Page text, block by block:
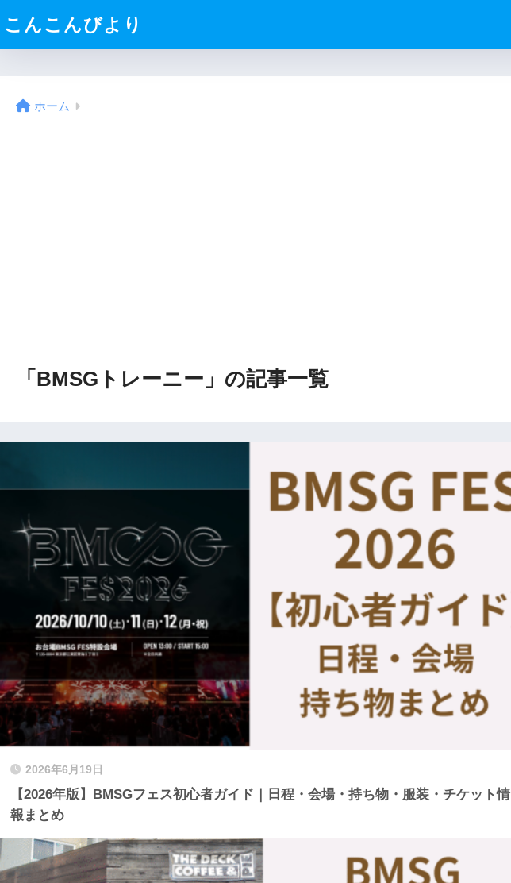
こんこんびより
ホーム
「BMSGトレーニー」の記事一覧
2026年6月19日
【2026年版】BMSGフェス初心者ガイド｜日程・会場・持ち物・服装・チケット情
報まとめ